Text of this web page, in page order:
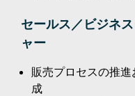
セールス／ビジネ
ャー
販売プロセスの推
成